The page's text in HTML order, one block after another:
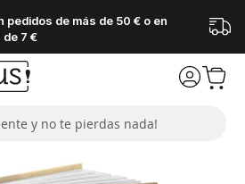
pedidos de más de 50 € o en
7 €